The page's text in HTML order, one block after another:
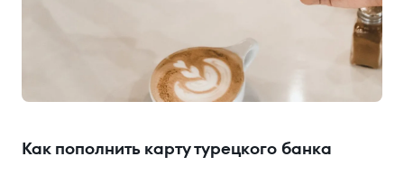
Как пополнить карту турецкого банка